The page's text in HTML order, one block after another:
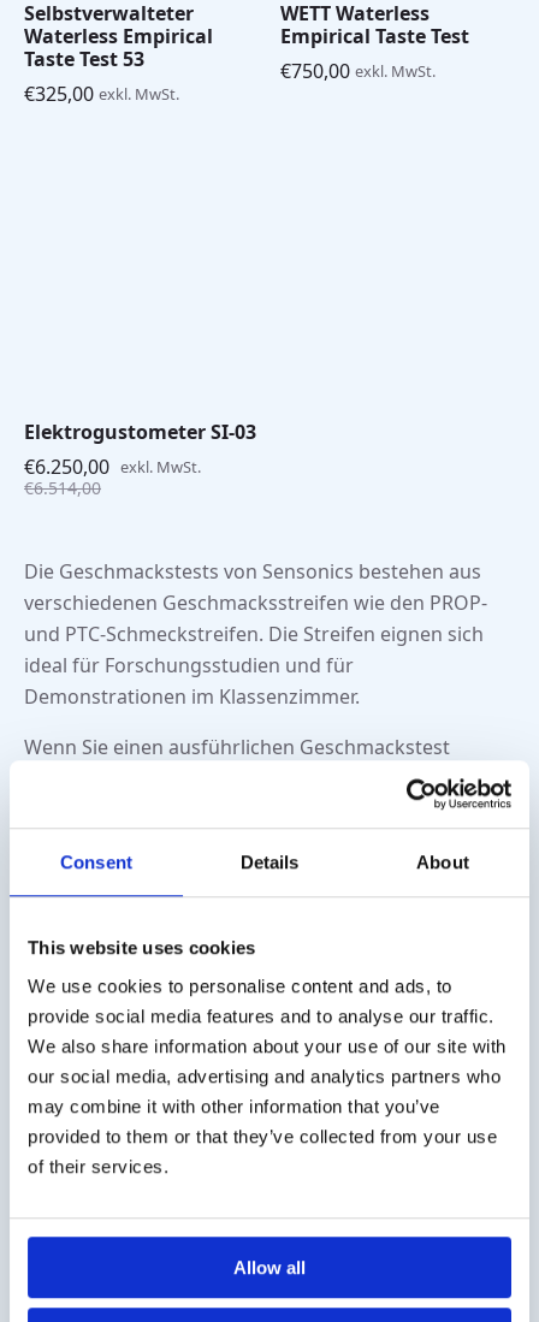
Consent Details About
This website uses cookies
We use cookies to personalise content and ads, to
provide social media features and to analyse our traffic.
We also share information about your use of our site with
our social media, advertising and analytics partners who
may combine it with other information that you’ve
provided to them or that they’ve collected from your use
of their services.
Allow all
Selbstverwalteter
Waterless Empirical
Taste Test 53
€325,00 exkl. MwSt.
WETT Waterless
Empirical Taste Test
€750,00 exkl. MwSt.
Elektrogustometer SI-03
€6.514,00
Ursprünglicher
€6.250,00
Aktueller
exkl. MwSt.
Die Geschmackstests von Sensonics bestehen aus
verschiedenen Geschmacksstreifen wie den PROP-
und PTC-Schmeckstreifen. Die Streifen eignen sich
ideal für Forschungsstudien und für
Demonstrationen im Klassenzimmer.
Wenn Sie einen ausführlichen Geschmackstest
durchführen möchten, empfehlen wir Ihnen die
Verwendung des kompletten WETT-Kits. Dieser Test
süß, sauer, salzig, bitter und Umami, mit denen Sie
den Geschmackssinn von insgesamt 25 Personen
testen können.
Sensonics
Schmeckstreifen
Nachfolgend finden Sie eine Übersicht über die von
uns angebotenen Sensonics-Geschmackstests.
unseren Webshop. Wenn Sie lieber über eine
Bestellung bestellen möchten, können Sie dies per E-
Mail an